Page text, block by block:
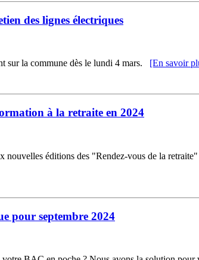
des lignes électriques
sur la commune dès le lundi 4 mars. [En savoir
à la retraite en 2024
éditions des "Rendez-vous de la
pour septembre 2024